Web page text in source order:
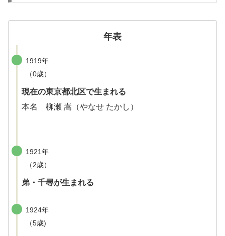
年表
1919年
（0歳）
現在の東京都北区で生まれる
本名 柳瀬 嵩（やなせ たかし）
1921年
（2歳）
弟・千尋が生まれる
1924年
（5歳)